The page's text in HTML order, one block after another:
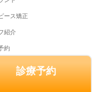
診療予約
ース矯正
紹介
約
All Rights Reserved.